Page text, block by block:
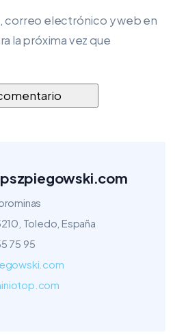
correo electrónico y web en
la próxima vez que
Toledo, España
75 95